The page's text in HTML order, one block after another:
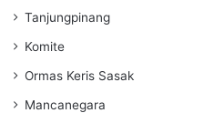
Tanjungpinang
Komite
Ormas Keris Sasak
Mancanegara